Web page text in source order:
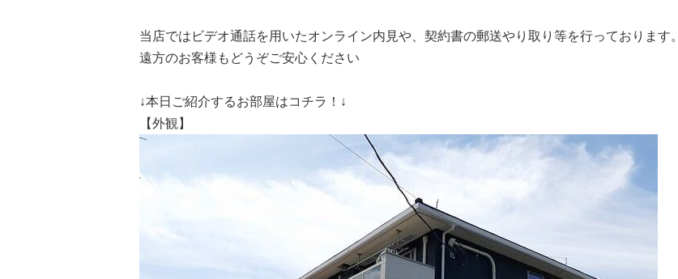
当店ではビデオ通話を用いたオンライン内見や、契約書の郵送やり取り等を行っております。
遠方のお客様もどうぞご安心ください
↓本日ご紹介するお部屋はコチラ！↓
【外観】